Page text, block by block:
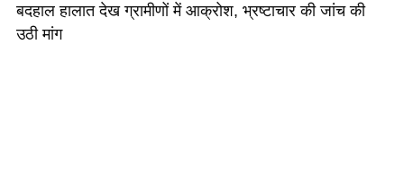
बदहाल हालात देख ग्रामीणों में आक्रोश, भ्रष्टाचार की जांच की
उठी मांग